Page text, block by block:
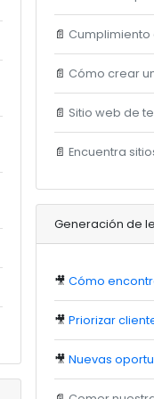
📄 Cumplimiento
📄 Cómo crear
📄 Sitio web de
📄Encuentra
Generación de
🎥Cómo
🎥Priorizar
🎥Nuevas